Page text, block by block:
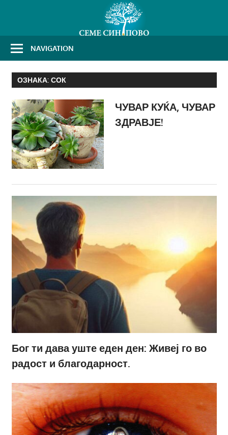
NAVIGATION
ОЗНАКА: СОК
ЧУВАР КУЌА, ЧУВАР
ЗДРАВЈЕ!
Бог ти дава уште еден ден: Живеј го во
радост и благодарност.